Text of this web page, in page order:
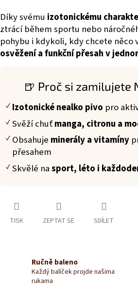
Díky svému izotonickému
ztrácí během sportu nebo
pohybu i kdykoli, kdy chcete něco
osvěžení a funkční přesah v
🍺 Proč si zamilujete
Izotonické nealko pivo pro
Svěží chuťmanga, citronu a
Obsahuje minerály a vitamíny
přesahem
Skvělé nasport, léto i
TISK ZEPTAT SE SDÍLET
Ručně baleno
Každý balíček projde našima
rukama